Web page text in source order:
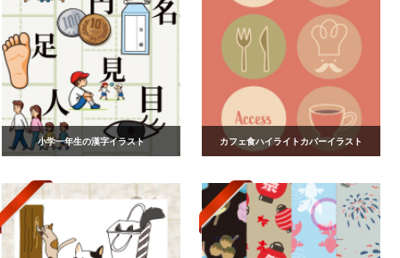
小学一年生の漢字イラスト カフェ食ハイライトカバーイラスト